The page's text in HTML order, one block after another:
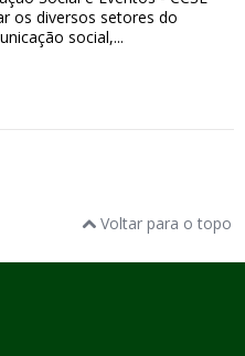
os diversos setores do
social,...
Voltar para o topo